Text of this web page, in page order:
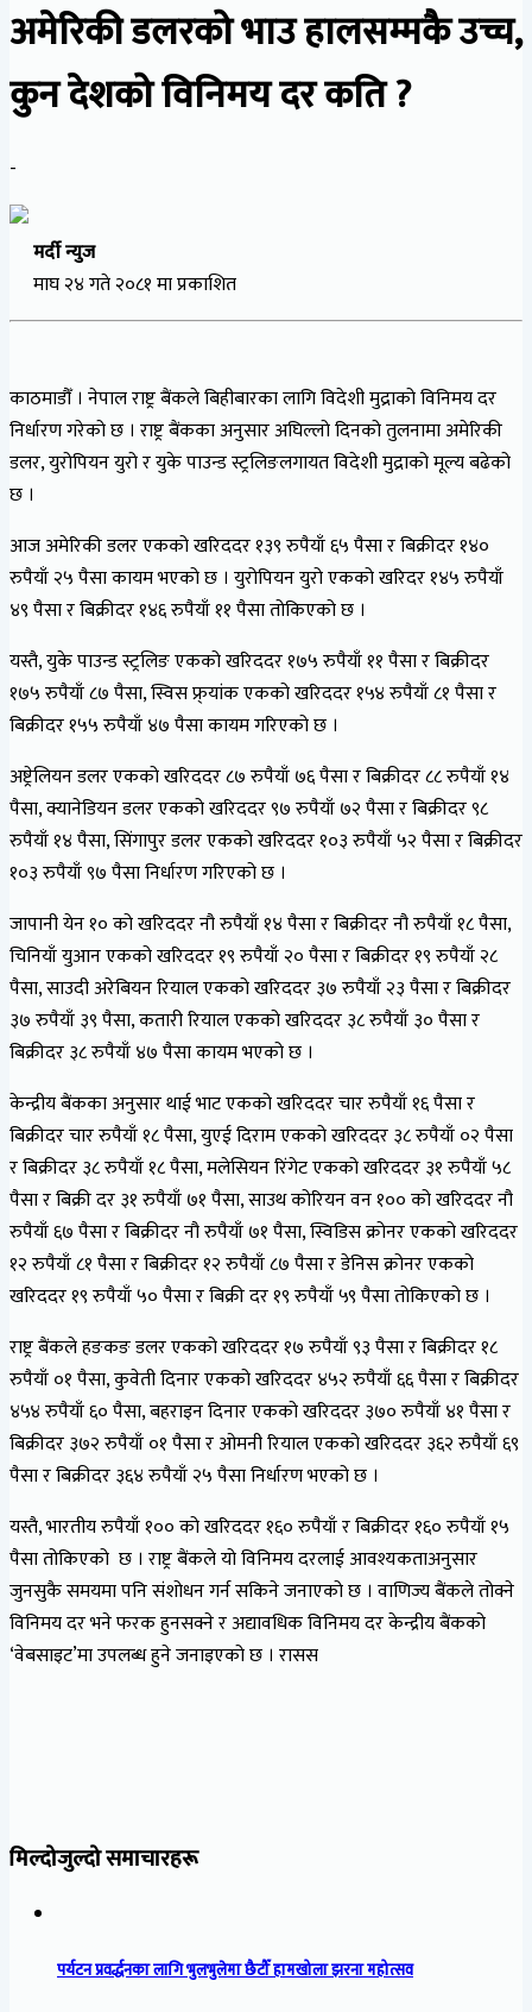
अमेरिकी डलरको भाउ हालसम्मकै उच्च,
कुन देशको विनिमय दर कति ?
-
मर्दी न्युज
माघ २४ गते २०८१ मा प्रकाशित
काठमाडौँ । नेपाल राष्ट्र बैंकले बिहीबारका लागि विदेशी मुद्राको विनिमय दर
निर्धारण गरेको छ । राष्ट्र बैंकका अनुसार अघिल्लो दिनको तुलनामा अमेरिकी
डलर, युरोपियन युरो र युके पाउन्ड स्ट्रलिङलगायत विदेशी मुद्राको मूल्य बढेको
छ ।
आज अमेरिकी डलर एकको खरिददर १३९ रुपैयाँ ६५ पैसा र बिक्रीदर १४०
रुपैयाँ २५ पैसा कायम भएको छ । युरोपियन युरो एकको खरिदर १४५ रुपैयाँ
४९ पैसा र बिक्रीदर १४६ रुपैयाँ ११ पैसा तोकिएको छ ।
यस्तै, युके पाउन्ड स्ट्रलिङ एकको खरिददर १७५ रुपैयाँ ११ पैसा र बिक्रीदर
१७५ रुपैयाँ ८७ पैसा, स्विस फ्र्यांक एकको खरिददर १५४ रुपैयाँ ८१ पैसा र
बिक्रीदर १५५ रुपैयाँ ४७ पैसा कायम गरिएको छ ।
अष्ट्रेलियन डलर एकको खरिददर ८७ रुपैयाँ ७६ पैसा र बिक्रीदर ८८ रुपैयाँ १४
पैसा, क्यानेडियन डलर एकको खरिददर ९७ रुपैयाँ ७२ पैसा र बिक्रीदर ९८
रुपैयाँ १४ पैसा, सिंगापुर डलर एकको खरिददर १०३ रुपैयाँ ५२ पैसा र बिक्रीदर
१०३ रुपैयाँ ९७ पैसा निर्धारण गरिएको छ ।
जापानी येन १० को खरिददर नौ रुपैयाँ १४ पैसा र बिक्रीदर नौ रुपैयाँ १८ पैसा,
चिनियाँ युआन एकको खरिददर १९ रुपैयाँ २० पैसा र बिक्रीदर १९ रुपैयाँ २८
पैसा, साउदी अरेबियन रियाल एकको खरिददर ३७ रुपैयाँ २३ पैसा र बिक्रीदर
३७ रुपैयाँ ३९ पैसा, कतारी रियाल एकको खरिददर ३८ रुपैयाँ ३० पैसा र
बिक्रीदर ३८ रुपैयाँ ४७ पैसा कायम भएको छ ।
केन्द्रीय बैंकका अनुसार थाई भाट एकको खरिददर चार रुपैयाँ १६ पैसा र
बिक्रीदर चार रुपैयाँ १८ पैसा, युएई दिराम एकको खरिददर ३८ रुपैयाँ ०२ पैसा
र बिक्रीदर ३८ रुपैयाँ १८ पैसा, मलेसियन रिंगेट एकको खरिददर ३१ रुपैयाँ ५८
पैसा र बिक्री दर ३१ रुपैयाँ ७१ पैसा, साउथ कोरियन वन १०० को खरिददर नौ
रुपैयाँ ६७ पैसा र बिक्रीदर नौ रुपैयाँ ७१ पैसा, स्विडिस क्रोनर एकको खरिददर
१२ रुपैयाँ ८१ पैसा र बिक्रीदर १२ रुपैयाँ ८७ पैसा र डेनिस क्रोनर एकको
खरिददर १९ रुपैयाँ ५० पैसा र बिक्री दर १९ रुपैयाँ ५९ पैसा तोकिएको छ ।
राष्ट्र बैंकले हङकङ डलर एकको खरिददर १७ रुपैयाँ ९३ पैसा र बिक्रीदर १८
रुपैयाँ ०१ पैसा, कुवेती दिनार एकको खरिददर ४५२ रुपैयाँ ६६ पैसा र बिक्रीदर
४५४ रुपैयाँ ६० पैसा, बहराइन दिनार एकको खरिददर ३७० रुपैयाँ ४१ पैसा र
बिक्रीदर ३७२ रुपैयाँ ०१ पैसा र ओमनी रियाल एकको खरिददर ३६२ रुपैयाँ ६९
पैसा र बिक्रीदर ३६४ रुपैयाँ २५ पैसा निर्धारण भएको छ ।
यस्तै, भारतीय रुपैयाँ १०० को खरिददर १६० रुपैयाँ र बिक्रीदर १६० रुपैयाँ १५
पैसा तोकिएको छ । राष्ट्र बैंकले यो विनिमय दरलाई आवश्यकताअनुसार
जुनसुकै समयमा पनि संशोधन गर्न सकिने जनाएको छ । वाणिज्य बैंकले तोक्ने
विनिमय दर भने फरक हुनसक्ने र अद्यावधिक विनिमय दर केन्द्रीय बैंकको
‘वेबसाइट’मा उपलब्ध हुने जनाइएको छ । रासस
मिल्दोजुल्दो समाचारहरू
पर्यटन प्रवर्द्धनका लागि भुलभुलेमा छैटौँ हामखोला झरना महोत्सव